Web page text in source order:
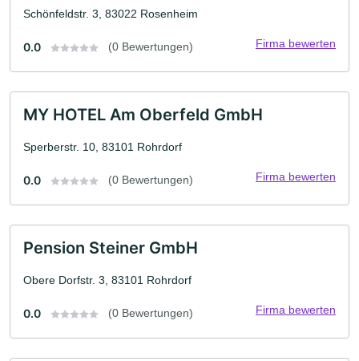
Schönfeldstr. 3, 83022 Rosenheim
0.0 (0 Bewertungen) Firma bewerten
MY HOTEL Am Oberfeld GmbH
Sperberstr. 10, 83101 Rohrdorf
0.0 (0 Bewertungen) Firma bewerten
Pension Steiner GmbH
Obere Dorfstr. 3, 83101 Rohrdorf
0.0 (0 Bewertungen) Firma bewerten